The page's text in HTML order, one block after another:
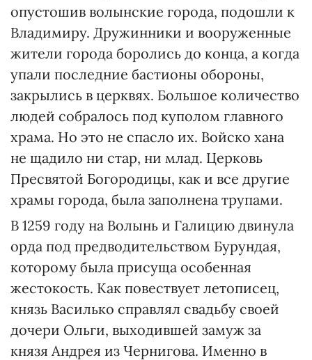
опустошив волынские города, подошли к
Владимиру. Дружинники и вооруженные
жители города боролись до конца, а когда
упали последние бастионы обороны,
закрылись в церквях. Большое количество
людей собралось под куполом главного
храма. Но это не спасло их. Войско хана
не щадило ни стар, ни млад. Церковь
Пресвятой Богородицы, как и все другие
храмы города, была заполнена трупами.
В 1259 году на Волынь и Галицию двинула
орда под предводительством Бурундая,
которому была присуща особенная
жестокость. Как повествует летописец,
князь Василько справлял свадьбу своей
дочери Ольги, выходившей замуж за
князя Андрея из Чернигова. Именно в